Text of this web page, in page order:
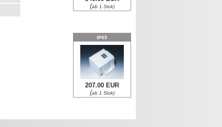
(ab 1 Stck)
IP65
207.00 EUR
(ab 1 Stck)